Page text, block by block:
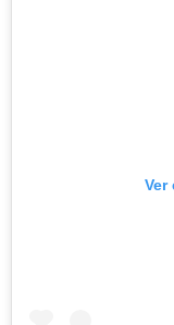
Ver